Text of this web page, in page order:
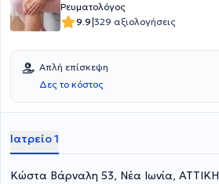
Ρευματολόγος
9.9|329 αξιολογήσεις
Απλή επίσκεψη
Δες το κόστος
Ιατρείο 1
Κώστα Βάρναλη 53, Νέα Ιωνία, ΑΤΤΙΚΗ